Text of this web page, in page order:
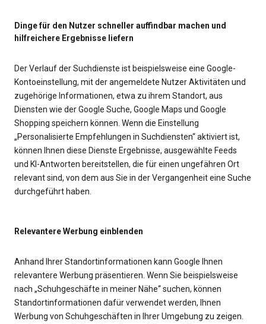
Dinge für den Nutzer schneller auffindbar machen und
hilfreichere Ergebnisse liefern
Der Verlauf der Suchdienste ist beispielsweise eine Google-
Kontoeinstellung, mit der angemeldete Nutzer Aktivitäten und
zugehörige Informationen, etwa zu ihrem Standort, aus
Diensten wie der Google Suche, Google Maps und Google
Shopping speichern können. Wenn die Einstellung
„Personalisierte Empfehlungen in Suchdiensten“ aktiviert ist,
können Ihnen diese Dienste Ergebnisse, ausgewählte Feeds
und KI-Antworten bereitstellen, die für einen ungefähren Ort
relevant sind, von dem aus Sie in der Vergangenheit eine Suche
durchgeführt haben.
Relevantere Werbung einblenden
Anhand Ihrer Standortinformationen kann Google Ihnen
relevantere Werbung präsentieren. Wenn Sie beispielsweise
nach „Schuhgeschäfte in meiner Nähe“ suchen, können
Standortinformationen dafür verwendet werden, Ihnen
Werbung von Schuhgeschäften in Ihrer Umgebung zu zeigen.